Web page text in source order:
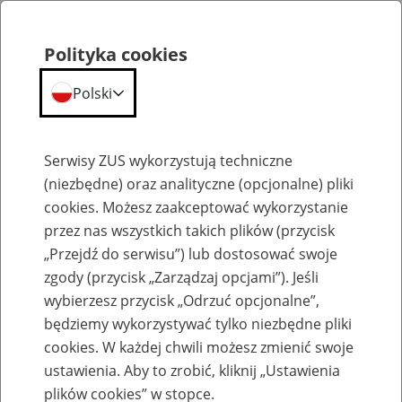
Emerytury
Baza zlikwidowanych lub
przekształconych zakładów pracy
Polityka cookies
Polski
Serwisy ZUS wykorzystują techniczne
(niezbędne) oraz analityczne (opcjonalne) pliki
cookies. Możesz zaakceptować wykorzystanie
przez nas wszystkich takich plików (przycisk
„Przejdź do serwisu”) lub dostosować swoje
zgody (przycisk „Zarządzaj opcjami”). Jeśli
wybierzesz przycisk „Odrzuć opcjonalne”,
będziemy wykorzystywać tylko niezbędne pliki
cookies. W każdej chwili możesz zmienić swoje
ustawienia. Aby to zrobić, kliknij „Ustawienia
plików cookies” w stopce.